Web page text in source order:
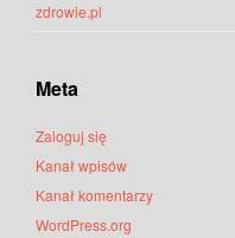
zdrowie.pl
Meta
Zaloguj się
Kanał wpisów
Kanał komentarzy
WordPress.org